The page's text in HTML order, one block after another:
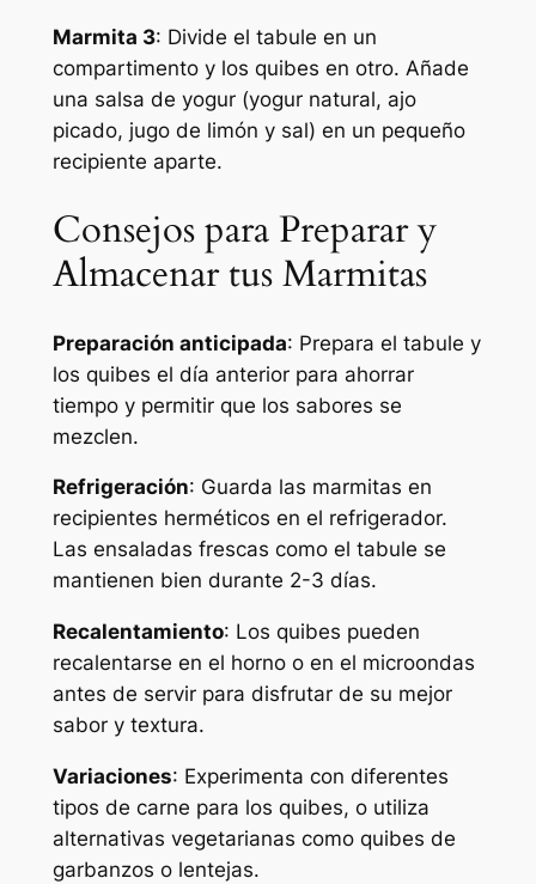
Marmita 3: Divide el tabule en un
compartimento y los quibes en otro. Añade
una salsa de yogur (yogur natural, ajo
picado, jugo de limón y sal) en un pequeño
recipiente aparte.
Consejos para Preparar y
Almacenar tus Marmitas
Preparación anticipada: Prepara el tabule y
los quibes el día anterior para ahorrar
tiempo y permitir que los sabores se
mezclen.
Refrigeración: Guarda las marmitas en
recipientes herméticos en el refrigerador.
Las ensaladas frescas como el tabule se
mantienen bien durante 2-3 días.
Recalentamiento: Los quibes pueden
recalentarse en el horno o en el microondas
antes de servir para disfrutar de su mejor
sabor y textura.
Variaciones: Experimenta con diferentes
tipos de carne para los quibes, o utiliza
alternativas vegetarianas como quibes de
garbanzos o lentejas.